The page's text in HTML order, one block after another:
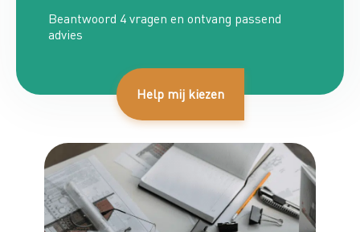
Beantwoord 4 vragen en ontvang passend
advies
Help mij kiezen